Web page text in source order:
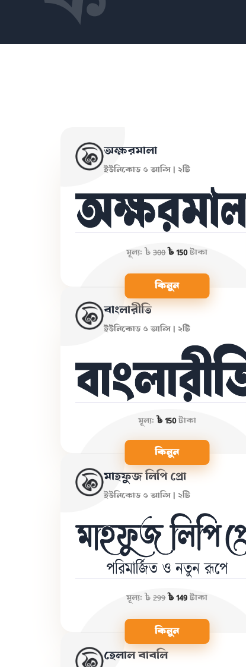
অক্ষরমালা
ইউনিকোড ও আন্সি | ২টি
মূল্য: ৳300৳ 150টাকা
কিনুন
বাংলারীতি
ইউনিকোড ও আন্সি | ২টি
মূল্য:৳ 150টাকা
কিনুন
মাহফুজ লিপি প্রো
ইউনিকোড ও আন্সি | ২টি
মূল্য: ৳299৳ 149টাকা
কিনুন
হেলাল বাবলি